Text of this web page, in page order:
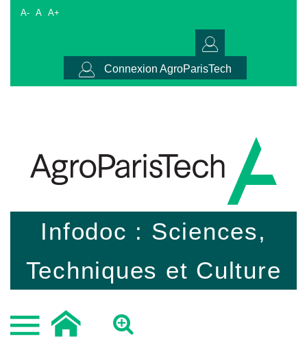
A- A A+
Connexion AgroParisTech
Infodoc : Sciences,
Techniques et Culture